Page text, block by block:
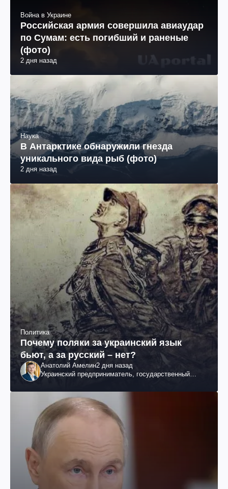
Война в Украине
Российская армия совершила авиаудар
по Сумам: есть погибший и раненые
(фото)
2 дня назад
Наука
В Антарктике обнаружили гнезда
уникального вида рыб (фото)
2 дня назад
Политика
Почему поляки за украинский язык
бьют, а за русский – нет?
Анатолий Амелин2 дня назад
Украинский предприниматель, государственный